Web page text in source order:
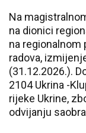
Na
na dionici
na regionalnom
radova,
(31.12.2026.).
2104 Ukrina -
rijeke Ukrine,
odvijanju